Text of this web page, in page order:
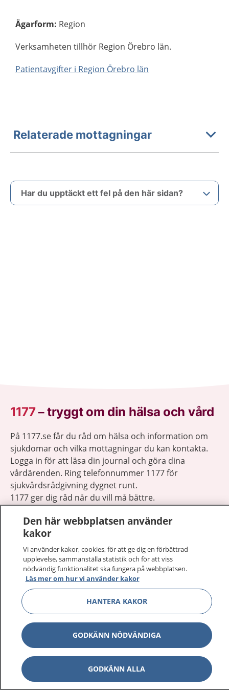
Ägarform: Region
Verksamheten tillhör Region Örebro län.
Patientavgifter i Region Örebro län
Relaterade mottagningar
Har du upptäckt ett fel på den här sidan?
1177–tryggt om din hälsa och vård
På 1177.se får du råd om hälsa och information om
sjukdomar och vilka mottagningar du kan kontakta.
Logga in för att läsa din journal och göra dina
vårdärenden. Ring telefonnummer 1177 för
sjukvårdsrådgivning dygnet runt.
1177 ger dig råd när du vill må bättre.
1177 på flera språk
Om 1177 Visa
Kontakt Visa
Behandling av personuppgifter
Den här webbplatsen använder
kakor
Vi använder kakor, cookies, för att ge dig en förbättrad
upplevelse, sammanställa statistik och för att viss
nödvändig funktionalitet ska fungera på webbplatsen.
Läs mer om hur vi använder kakor
HANTERA KAKOR
GODKÄNN NÖDVÄNDIGA
GODKÄNN ALLA